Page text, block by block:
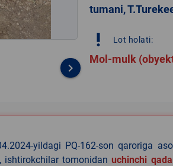
keyboard_arrow_right
tumani,
priority_high Lot holati:
Mol-mulk
yildagi PQ-162-son qaroriga
ishtirokchilar tomonidanuchinchi